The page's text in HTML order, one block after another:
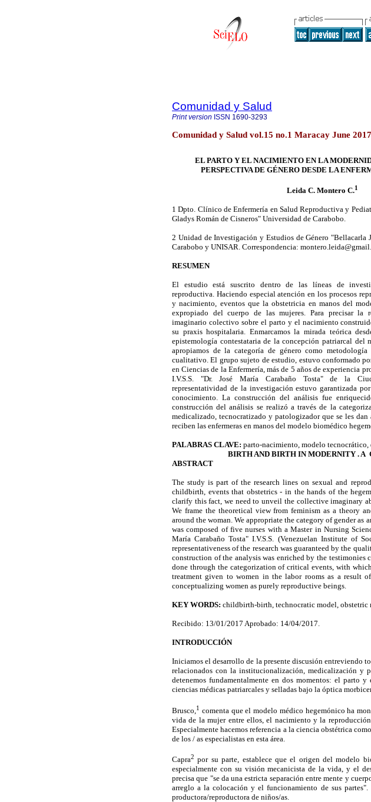
Comunidad y Salud
Print version ISSN 1690-3293
Comunidad y Salud vol.15 no.1 Maracay June 2017
EL PARTO Y EL NACIMIENTO EN LA
PERSPECTIVA DE GÉNERO DESDE LA
Leida C. Montero C.1
1 Dpto. Clínico de Enfermería en Salud Reproductiva y
Gladys Román de Cisneros" Universidad de Carabobo.
2 Unidad de Investigación y Estudios de Género "Bellacarla
Carabobo y UNISAR. Correspondencia:
RESUMEN
El estudio está suscrito dentro de las líneas de
reproductiva. Haciendo especial atención en los procesos
y nacimiento, eventos que la obstetricia en manos del
expropiado del cuerpo de las mujeres. Para precisar la
imaginario colectivo sobre el parto y el nacimiento
su praxis hospitalaria. Enmarcamos la mirada teórica
epistemología contestataria de la concepción patriarcal del
apropiamos de la categoría de género como
cualitativo. El grupo sujeto de estudio, estuvo conformado
en Ciencias de la Enfermería, más de 5 años de experiencia
I.V.S.S. "Dr. José María Carabaño Tosta" de la
representatividad de la investigación estuvo garantizada
conocimiento. La construcción del análisis fue
construcción del análisis se realizó a través de la
medicalizado, tecnocratizado y patologizador que se les
reciben las enfermeras en manos del modelo biomédico
PALABRAS CLAVE: parto-nacimiento, modelo tecnocrático,
BIRTH AND BIRTH IN MODERNITY . A
ABSTRACT
The study is part of the research lines on sexual and
childbirth, events that obstetrics - in the hands of the
clarify this fact, we need to unveil the collective imaginary
We frame the theoretical view from feminism as a theory
around the woman. We appropriate the category of gender
was composed of five nurses with a Master in Nursing
María Carabaño Tosta" I.V.S.S. (Venezuelan Institute of
representativeness of the research was guaranteed by the
construction of the analysis was enriched by the
done through the categorization of critical events, with
treatment given to women in the labor rooms as a result
conceptualizing women as purely reproductive beings.
KEY WORDS: childbirth-birth, technocratic model, obstetric
Recibido: 13/01/2017 Aprobado: 14/04/2017.
INTRODUCCIÓN
Iniciamos el desarrollo de la presente discusión entreviendo
relacionados con la institucionalización, medicalización y
detenemos fundamentalmente en dos momentos: el parto
ciencias médicas patriarcales y selladas bajo la óptica
Brusco, 1 comenta que el modelo médico hegemónico ha
vida de la mujer entre ellos, el nacimiento y la
Especialmente hacemos referencia a la ciencia obstétrica
de los / as especialistas en esta área.
Capra2 por su parte, establece que el origen del modelo
especialmente con su visión mecanicista de la vida, y el
precisa que "se da una estricta separación entre mente y
arreglo a la colocación y el funcionamiento de sus
productora/reproductora de niños/as.